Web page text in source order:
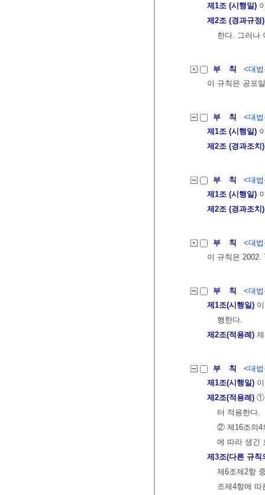
제1조 (시행일)
제2조 (경과규정)
한다. 그러나
부 칙
<대
이 규칙은 공포
부 칙
<대
제1조 (시행일)
제2조 (경과조치)
부 칙
<대
제1조 (시행일)
제2조 (경과조치)
부 칙
<대
이 규칙은 2002.
부 칙
<대
제1조(시행일)
행한다.
제2조(적용례)
부 칙
<대
제1조(시행일)
제2조(적용례) ①
터 적용한다.
② 제16조의4
에 따라 생긴
제3조(다른 규칙
제6조제2항
조제4항에 따